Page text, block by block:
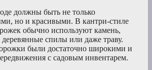
должны быть не только
но и красивыми. В кантри-стиле
обычно используют камень,
спилы или даже траву.
были достаточно широкими и
с садовым инвентарем.